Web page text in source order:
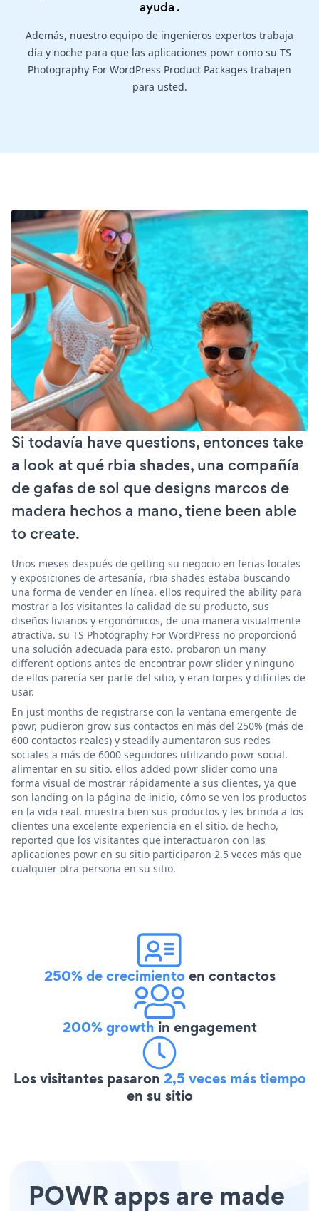
ayuda .
Además, nuestro equipo de ingenieros expertos trabaja
día y noche para que las aplicaciones powr como su TS
Photography For WordPress Product Packages trabajen
para usted.
Si todavía have questions, entonces take
a look at qué rbia shades, una compañía
de gafas de sol que designs marcos de
madera hechos a mano, tiene been able
to create.
Unos meses después de getting su negocio en ferias locales
y exposiciones de artesanía, rbia shades estaba buscando
una forma de vender en línea. ellos required the ability para
mostrar a los visitantes la calidad de su producto, sus
diseños livianos y ergonómicos, de una manera visualmente
atractiva. su TS Photography For WordPress no proporcionó
una solución adecuada para esto. probaron un many
different options antes de encontrar powr slider y ninguno
de ellos parecía ser parte del sitio, y eran torpes y difíciles de
usar.
En just months de registrarse con la ventana emergente de
powr, pudieron grow sus contactos en más del 250% (más de
600 contactos reales) y steadily aumentaron sus redes
sociales a más de 6000 seguidores utilizando powr social.
alimentar en su sitio. ellos added powr slider como una
forma visual de mostrar rápidamente a sus clientes, ya que
son landing on la página de inicio, cómo se ven los productos
en la vida real. muestra bien sus productos y les brinda a los
clientes una excelente experiencia en el sitio. de hecho,
reported que los visitantes que interactuaron con las
aplicaciones powr en su sitio participaron 2.5 veces más que
cualquier otra persona en su sitio.
250% de crecimientoen contactos
200% growth in engagement
Los visitantes pasaron 2,5 veces más tiempo
en su sitio
POWR apps are made